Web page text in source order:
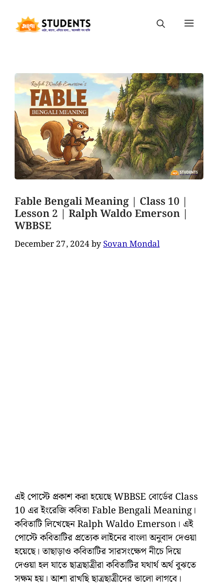
Fable Bengali Meaning | Class 10 |
Lesson 2 | Ralph Waldo Emerson |
WBBSE
December 27, 2024bySovan Mondal
এই পোস্টে প্রকাশ করা হয়েছে WBBSE বোর্ডের Class
10 এর ইংরেজি কবিতা Fable Bengali Meaning।
কবিতাটি লিখেছেন Ralph Waldo Emerson। এই
পোস্টে কবিতাটির প্রত্যেক লাইনের বাংলা অনুবাদ দেওয়া
হয়েছে। তাছাড়াও কবিতাটির সারসংক্ষেপ নীচে দিয়ে
দেওয়া হল যাতে ছাত্রছাত্রীরা কবিতাটির যথার্থ অর্থ বুঝতে
সক্ষম হয়। আশা রাখছি ছাত্রছাত্রীদের ভালো লাগবে।